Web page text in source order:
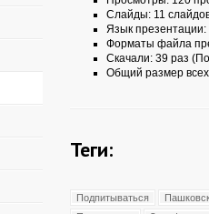
Слайды: 11
Язык презентации:
Форматы файла
Скачали: 39 раз
Общий размер
Теги:
Подпитываться